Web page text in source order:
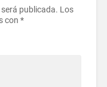
publicada. Los
con *